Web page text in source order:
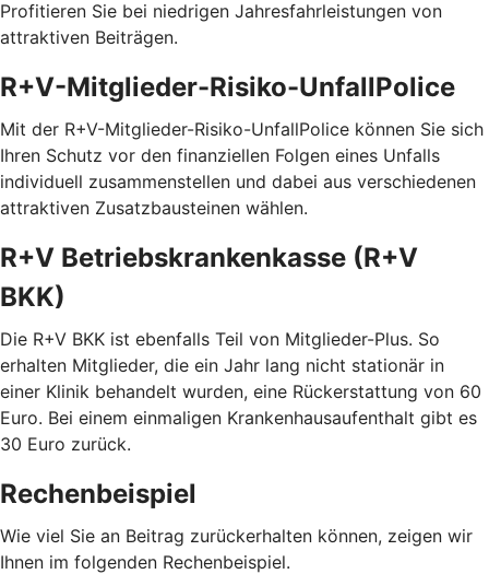
Profitieren Sie bei niedrigen Jahresfahrleistungen von
attraktiven Beiträgen.
R+V-Mitglieder-Risiko-UnfallPolice
Mit der R+V-Mitglieder-Risiko-UnfallPolice können Sie sich
Ihren Schutz vor den finanziellen Folgen eines Unfalls
individuell zusammenstellen und dabei aus verschiedenen
attraktiven Zusatzbausteinen wählen.
R+V Betriebskrankenkasse (R+V
BKK)
Die R+V BKK ist ebenfalls Teil von Mitglieder-Plus. So
erhalten Mitglieder, die ein Jahr lang nicht stationär in
einer Klinik behandelt wurden, eine Rückerstattung von 60
Euro. Bei einem einmaligen Krankenhausaufenthalt gibt es
30 Euro zurück.
Rechenbeispiel
Wie viel Sie an Beitrag zurückerhalten können, zeigen wir
Ihnen im folgenden Rechenbeispiel.